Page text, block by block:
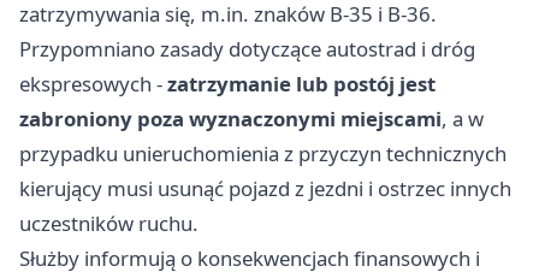
zatrzymywania się, m.in. znaków B-35 i B-36.
Przypomniano zasady dotyczące autostrad i dróg
ekspresowych -zatrzymanie lub postój jest
zabroniony poza wyznaczonymi miejscami, a w
przypadku unieruchomienia z przyczyn technicznych
kierujący musi usunąć pojazd z jezdni i ostrzec innych
uczestników ruchu.
Służby informują o konsekwencjach finansowych i